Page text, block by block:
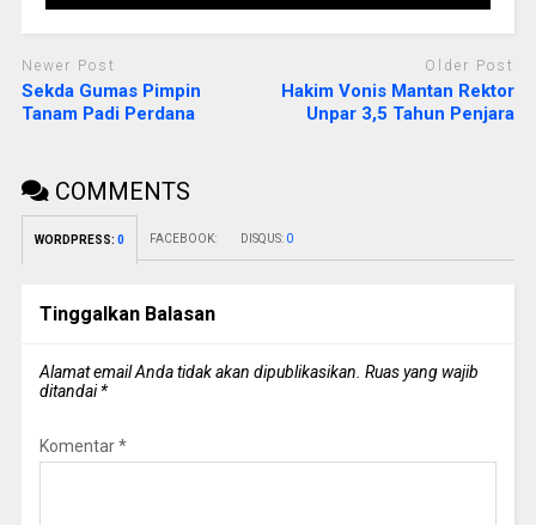
Newer Post
Sekda Gumas Pimpin
Tanam Padi Perdana
Older Post
Hakim Vonis Mantan Rektor
Unpar 3,5 Tahun Penjara
COMMENTS
WORDPRESS: 0 FACEBOOK: DISQUS: 0
Tinggalkan Balasan
Alamat email Anda tidak akan dipublikasikan. Ruas yang wajib
ditandai*
Komentar*